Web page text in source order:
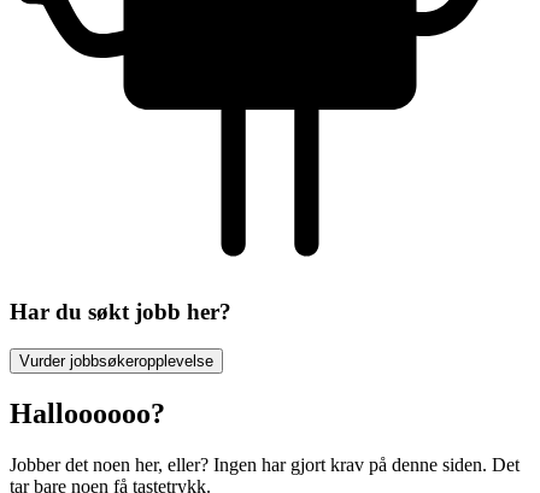
Har du søkt jobb her?
Vurder jobbsøkeropplevelse
Halloooooo?
Jobber det noen her, eller? Ingen har gjort krav på denne siden. Det
tar bare noen få tastetrykk.